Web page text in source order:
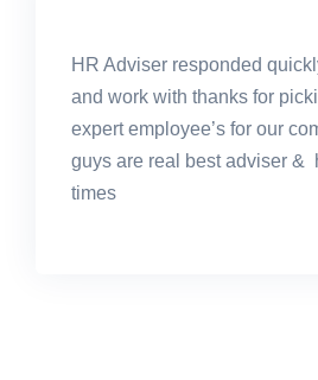
HR Adviser responded
and work with thanks for
expert employee’s for our
guys are real best adviser &
times